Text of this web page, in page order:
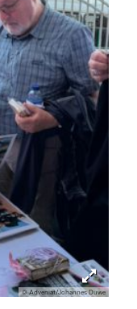
© Adveniat/Johannes Duwe